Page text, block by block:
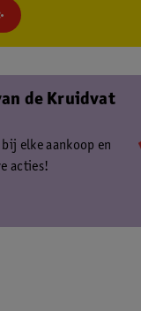
de Kruidvat
elke aankoop en
acties!